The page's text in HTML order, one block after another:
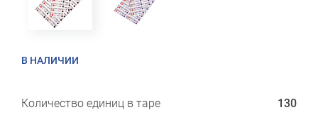
В НАЛИЧИИ
Количество единиц в таре 130